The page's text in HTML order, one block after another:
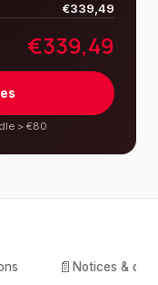
€339,49
€339,49
> €80
📄 Notices &